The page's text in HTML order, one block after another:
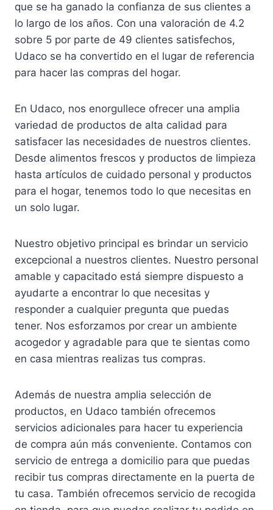
que se ha ganado la confianza de sus clientes a
lo largo de los años. Con una valoración de 4.2
sobre 5 por parte de 49 clientes satisfechos,
Udaco se ha convertido en el lugar de referencia
para hacer las compras del hogar.
En Udaco, nos enorgullece ofrecer una amplia
variedad de productos de alta calidad para
satisfacer las necesidades de nuestros clientes.
Desde alimentos frescos y productos de limpieza
hasta artículos de cuidado personal y productos
para el hogar, tenemos todo lo que necesitas en
un solo lugar.
Nuestro objetivo principal es brindar un servicio
excepcional a nuestros clientes. Nuestro personal
amable y capacitado está siempre dispuesto a
ayudarte a encontrar lo que necesitas y
responder a cualquier pregunta que puedas
tener. Nos esforzamos por crear un ambiente
acogedor y agradable para que te sientas como
en casa mientras realizas tus compras.
Además de nuestra amplia selección de
productos, en Udaco también ofrecemos
servicios adicionales para hacer tu experiencia
de compra aún más conveniente. Contamos con
servicio de entrega a domicilio para que puedas
recibir tus compras directamente en la puerta de
tu casa. También ofrecemos servicio de recogida